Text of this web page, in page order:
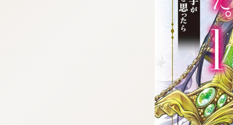
tazqimt_dltj:916.92.5.62:bbb.gnwnnsl.oi